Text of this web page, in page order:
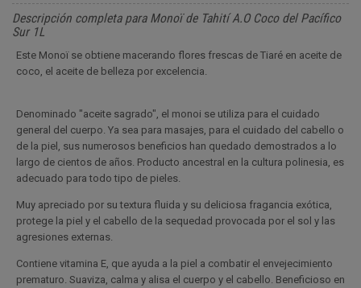
Descripción completa para Monoï de Tahití A.O Coco del Pacífico
Sur 1L
Este Monoï se obtiene macerando flores frescas de Tiaré en aceite de
coco, el aceite de belleza por excelencia.
Denominado "aceite sagrado", el monoi se utiliza para el cuidado
general del cuerpo. Ya sea para masajes, para el cuidado del cabello o
de la piel, sus numerosos beneficios han quedado demostrados a lo
largo de cientos de años. Producto ancestral en la cultura polinesia, es
adecuado para todo tipo de pieles.
Muy apreciado por su textura fluida y su deliciosa fragancia exótica,
protege la piel y el cabello de la sequedad provocada por el sol y las
agresiones externas.
Contiene vitamina E, que ayuda a la piel a combatir el envejecimiento
prematuro. Suaviza, calma y alisa el cuerpo y el cabello. Beneficioso en